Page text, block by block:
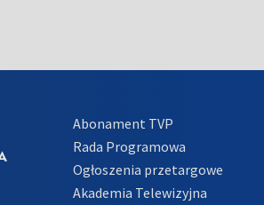
Abonament TVP
Rada Programowa
Ogłoszenia przetargowe
Akademia Telewizyjna